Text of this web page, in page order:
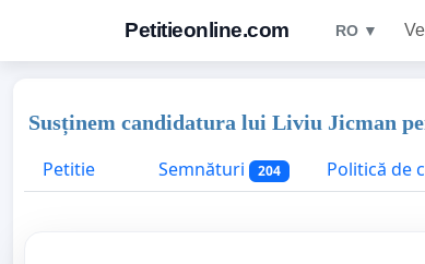
Petitieonline.com RO ▼
Susținem candidatura lui Liviu Jicman
Petitie
Semnături 204 Politică de